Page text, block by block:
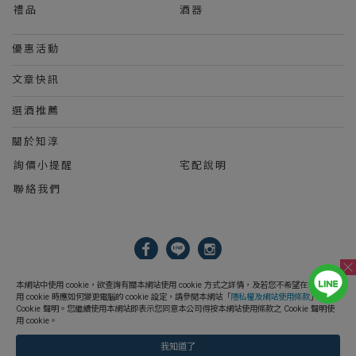
禮品
酒器
優惠活動
文章快訊
選酒推薦
關於知淳
詢價小提醒
宅配說明
聯絡我們
本網站中使用 cookie，欲查詢有關本網站使用 cookie 方式之詳情，及若您不希望在電腦上使
用 cookie 時應如何變更電腦的 cookie 設定，請參閱本網站「隱私權及網站使用條款」之
Cookie 聲明。您繼續使用本網站即表示您同意本公司得按本網站使用條款之 Cookie 聲明使
用 cookie。
我知道了